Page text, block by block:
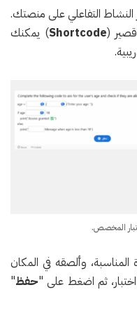
النشاط التفاعلي على منصتك.
(
Shortcode) يمكنك
المخصص.
وألصقه في المكان
ثم اضغط على "حفظ"